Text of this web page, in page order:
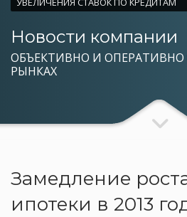
Новости компании
ОБЪЕКТИВНО И
РЫНКАХ
Замедление
ипотеки в 2013